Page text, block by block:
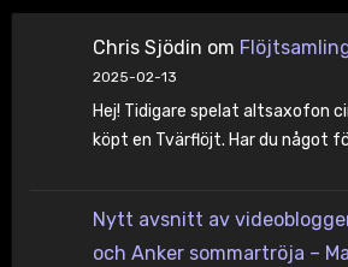
Chris Sjödin om
2025-02-13
Hej! Tidigare spelat altsaxofon
köpt en Tvärflöjt. Har du något
Nytt avsnitt av
och Anker sommartröja –